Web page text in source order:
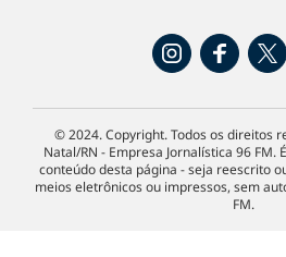
© 2024. Copyright. Todos os direitos
Natal/RN - Empresa Jornalística 96 FM.
conteúdo desta página - seja reescrito
meios eletrônicos ou impressos, sem
FM.